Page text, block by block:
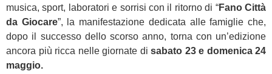
musica, sport, laboratori e sorrisi con il ritorno di “Fano Città
da Giocare”, la manifestazione dedicata alle famiglie che,
dopo il successo dello scorso anno, torna con un’edizione
ancora più ricca nelle giornate di sabato 23 e domenica 24
maggio.